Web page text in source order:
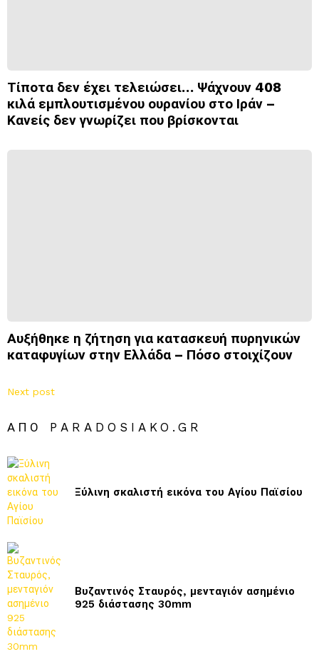
Τίποτα δεν έχει τελειώσει… Ψάχνουν 408
κιλά εμπλουτισμένου ουρανίου στο Ιράν –
Κανείς δεν γνωρίζει που βρίσκονται
Αυξήθηκε η ζήτηση για κατασκευή πυρηνικών
καταφυγίων στην Ελλάδα – Πόσο στοιχίζουν
Next post
ΑΠΌ PARADOSIAKO.GR
Ξύλινη σκαλιστή εικόνα του Αγίου Παϊσίου
Βυζαντινός Σταυρός, μενταγιόν ασημένιο
925 διάστασης 30mm